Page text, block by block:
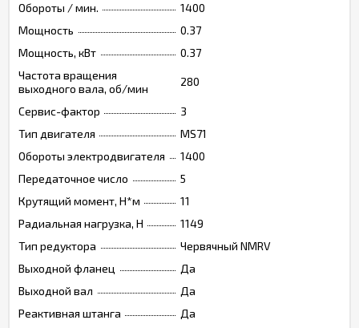
Обороты / мин.
1400
Мощность
0.37
Мощность, кВт
0.37
Частота вращения
выходного вала, об/мин
280
Сервис-фактор
3
Тип двигателя
MS71
Обороты электродвигателя
1400
Передаточное число
5
Крутящий момент, Н*м
11
Радиальная нагрузка, Н
1149
Тип редуктора
Червячный NMRV
Выходной фланец
Да
Выходной вал
Да
Реактивная штанга
Да